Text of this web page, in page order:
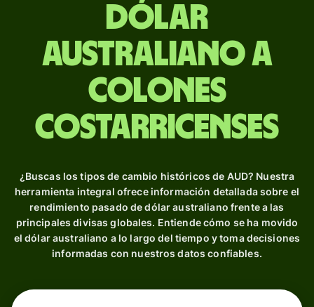
dólar
australiano a
colones
costarricenses
¿Buscas los tipos de cambio históricos de AUD? Nuestra
herramienta integral ofrece información detallada sobre el
rendimiento pasado de dólar australiano frente a las
principales divisas globales. Entiende cómo se ha movido
el dólar australiano a lo largo del tiempo y toma decisiones
informadas con nuestros datos confiables.